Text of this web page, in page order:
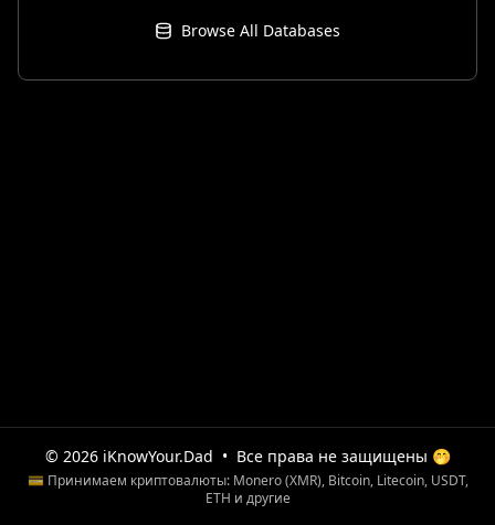
Browse All Databases
© 2026 iKnowYour.Dad • Все права не защищены 🤭
💳 Принимаем криптовалюты: Monero (XMR), Bitcoin, Litecoin, USDT,
ETH и другие